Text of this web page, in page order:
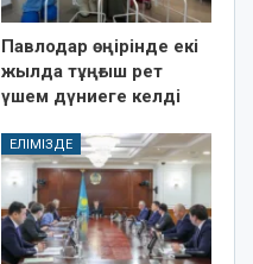
Павлодар өңірінде екі
жылда тұңғыш рет
үшем дүниеге келді
ЕЛІМІЗДЕ